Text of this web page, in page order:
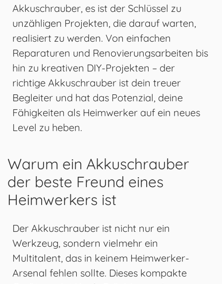
Akkuschrauber, es ist der Schlüssel zu
unzähligen Projekten, die darauf warten,
realisiert zu werden. Von einfachen
Reparaturen und Renovierungsarbeiten bis
hin zu kreativen DIY-Projekten – der
richtige Akkuschrauber ist dein treuer
Begleiter und hat das Potenzial, deine
Fähigkeiten als Heimwerker auf ein neues
Level zu heben.
Warum ein Akkuschrauber
der beste Freund eines
Heimwerkers ist
Der Akkuschrauber ist nicht nur ein
Werkzeug, sondern vielmehr ein
Multitalent, das in keinem Heimwerker-
Arsenal fehlen sollte. Dieses kompakte